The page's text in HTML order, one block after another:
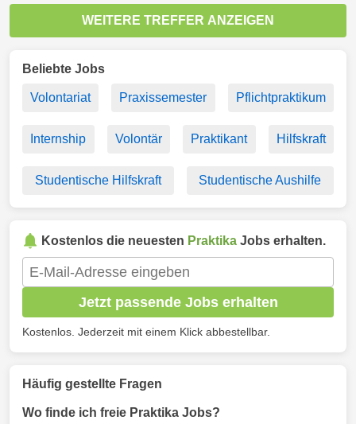
WEITERE TREFFER ANZEIGEN
Beliebte Jobs
Volontariat Praxissemester Pflichtpraktikum
Internship Volontär Praktikant Hilfskraft
Studentische Hilfskraft Studentische Aushilfe
Kostenlos die neuesten Praktika Jobs erhalten.
Jetzt passende Jobs erhalten
Kostenlos. Jederzeit mit einem Klick abbestellbar.
Häufig gestellte Fragen
Wo finde ich freie Praktika Jobs?